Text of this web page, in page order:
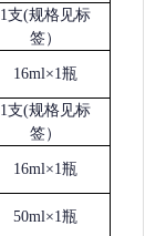
1支(规格见标
签）
16ml×1瓶
1支(规格见标
签）
16ml×1瓶
50ml×1瓶